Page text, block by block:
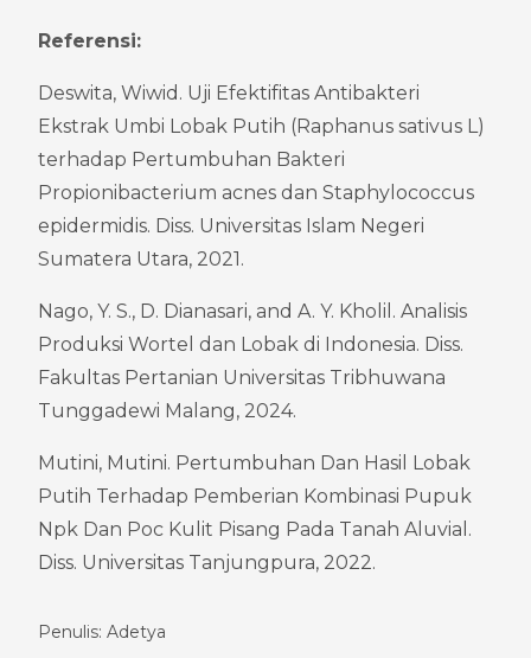
Referensi:
Deswita, Wiwid. Uji Efektifitas Antibakteri
Ekstrak Umbi Lobak Putih (Raphanus sativus L)
terhadap Pertumbuhan Bakteri
Propionibacterium acnes dan Staphylococcus
epidermidis. Diss. Universitas Islam Negeri
Sumatera Utara, 2021.
Nago, Y. S., D. Dianasari, and A. Y. Kholil. Analisis
Produksi Wortel dan Lobak di Indonesia. Diss.
Fakultas Pertanian Universitas Tribhuwana
Tunggadewi Malang, 2024.
Mutini, Mutini. Pertumbuhan Dan Hasil Lobak
Putih Terhadap Pemberian Kombinasi Pupuk
Npk Dan Poc Kulit Pisang Pada Tanah Aluvial.
Diss. Universitas Tanjungpura, 2022.
Penulis: Adetya